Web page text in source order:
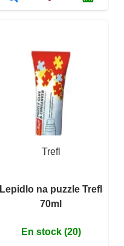
Trefl
Lepidlo na puzzle Trefl
70ml
En stock (20)